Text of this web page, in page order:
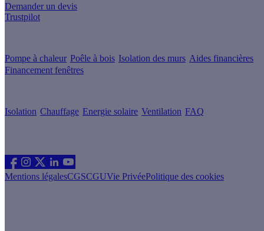
Demander un devis
Trustpilot
Pompe à chaleur Poêle à bois Isolation des murs Aides financières
Financement fenêtres
Isolation Chauffage Energie solaire Ventilation FAQ
Mentions légalesCGSCGUVie PrivéePolitique des cookies